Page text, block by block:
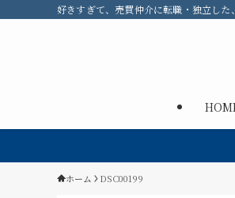
好きすぎて、売買仲介に転職・独立し
ホーム DSC00199